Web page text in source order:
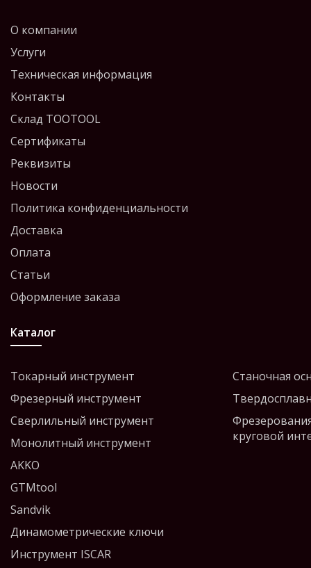
О компании
Услуги
Техническая информация
Контакты
Склад TOOTOOL
Сертификаты
Реквизиты
Новости
Политика конфиденциальности
Доставка
Оплата
Статьи
Оформление заказа
Каталог
Токарный инструмент
Фрезерный инструмент
Сверлильный инструмент
Монолитный инструмент
AKKO
GTMtool
Sandvik
Динамометрические ключи
Инструмент ISCAR
Станочная
круговой